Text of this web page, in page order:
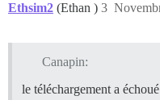
Ethsim2 (Ethan ) 3
Canapin:
le téléchargement a